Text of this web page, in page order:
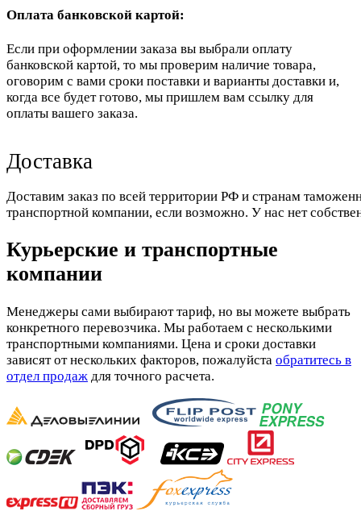
Оплата банковской картой:
Если при оформлении заказа вы выбрали оплату
банковской картой, то мы проверим наличие товара,
оговорим с вами сроки поставки и варианты доставки и,
когда все будет готово, мы пришлем вам ссылку для
оплаты вашего заказа.
Доставка
Доставим заказ по всей территории РФ и странам
транспортной компании, если возможно. У нас нет
Курьерские и транспортные
компании
Менеджеры сами выбирают тариф, но вы можете выбрать
конкретного перевозчика. Мы работаем с несколькими
транспортными компаниями. Цена и сроки доставки
зависят от нескольких факторов, пожалуйста обратитесь в
отдел продаж для точного расчета.